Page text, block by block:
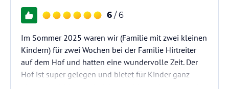
6 / 6
Im Sommer 2025 waren wir (Familie mit zwei kleinen
Kindern) für zwei Wochen bei der Familie Hirtreiter
auf dem Hof und hatten eine wundervolle Zeit. Der
Hof ist super gelegen und bietet für Kinder ganz